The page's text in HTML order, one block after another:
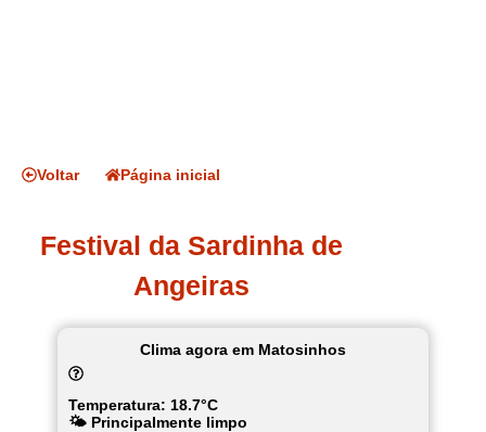
Voltar Página inicial
Festival da Sardinha de
Angeiras
Clima agora em Matosinhos
Temperatura: 18.7°C
🌤️ Principalmente limpo